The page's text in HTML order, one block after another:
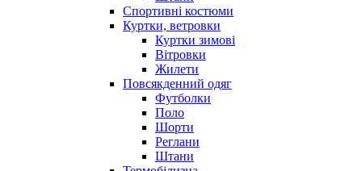
Спортивні костюми
Куртки, ветровки
Куртки зимові
Вітровки
Жилети
Повсякденний одяг
Футболки
Поло
Шорти
Реглани
Штани